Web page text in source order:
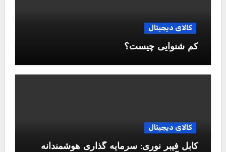
کالای دیجیتال
کم شنوایی چیست؟
کالای دیجیتال
کابل فیبر نوری: سرمایه گذاری هوشمندانه